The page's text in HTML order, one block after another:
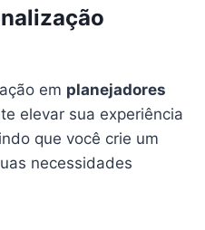
em planejadores
elevar sua experiência
que você crie um
necessidades